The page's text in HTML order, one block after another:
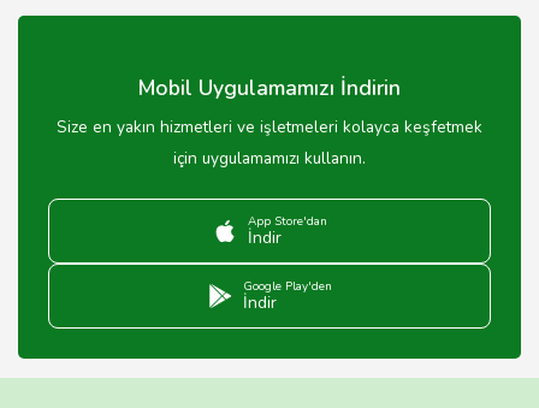
Mobil Uygulamamızı İndirin
Size en yakın hizmetleri ve işletmeleri kolayca keşfetmek
için uygulamamızı kullanın.
App Store'dan
İndir
Google Play'den
İndir